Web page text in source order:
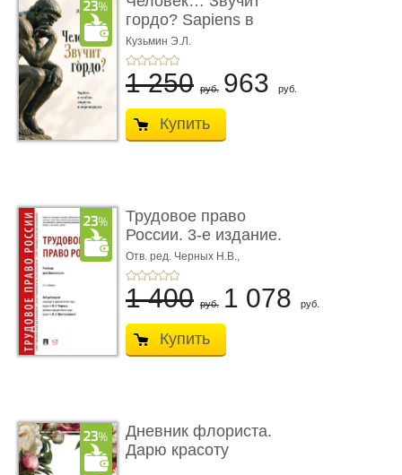
гордо? Sapiens в
тенётах социума � ...
Кузьмин Э.Л.
1 250 руб. 963 руб.
Купить
Трудовое право
России. 3-е издание.
Учебник для ...
Отв. ред. Черных Н.В.,
Шестерякова И.В.
1 400 руб. 1 078 руб.
Купить
Дневник флориста.
Дарю красоту